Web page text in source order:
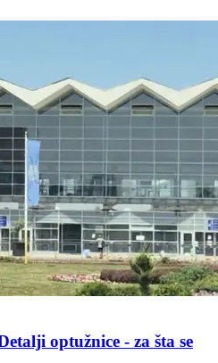
optužnice - za šta se